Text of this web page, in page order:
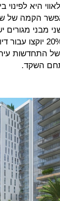
של התחדשות
השקד.